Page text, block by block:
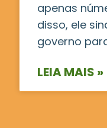
apenas
disso, ele
governo
LEIA MAIS »